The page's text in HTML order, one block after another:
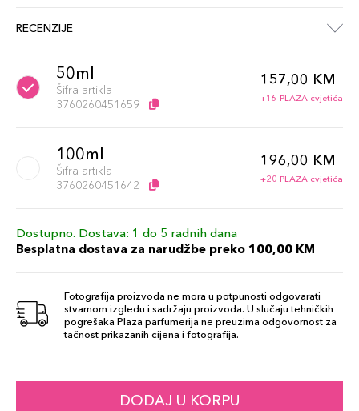
RECENZIJE
50ml
Šifra artikla
3760260451659
157,00 KM
+16 PLAZA cvjetića
100ml
Šifra artikla
3760260451642
196,00 KM
+20 PLAZA cvjetića
Dostupno. Dostava: 1 do 5 radnih dana
Besplatna dostava za narudžbe preko 100,00 KM
Fotografija proizvoda ne mora u potpunosti odgovarati
stvarnom izgledu i sadržaju proizvoda. U slučaju tehničkih
pogrešaka Plaza parfumerija ne preuzima odgovornost za
tačnost prikazanih cijena i fotografija.
DODAJ U KORPU